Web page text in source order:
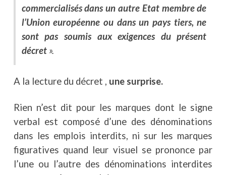
commercialisés dans un autre Etat membre de
l’Union européenne ou dans un pays tiers, ne
sont pas soumis aux exigences du présent
décret».
A la lecture du décret , une surprise.
Rien n’est dit pour les marques dont le signe
verbal est composé d’une des dénominations
dans les emplois interdits, ni sur les marques
figuratives quand leur visuel se prononce par
l’une ou l’autre des dénominations interdites